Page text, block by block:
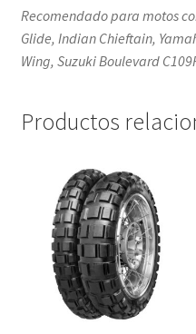
Recomendado para motos
Glide, Indian Chieftain,
Wing, Suzuki Boulevard
Productos